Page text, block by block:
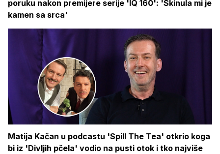
poruku nakon premijere serije 'IQ 160': 'Skinula mi je
kamen sa srca'
Matija Kačan u podcastu 'Spill The Tea' otkrio koga
bi iz 'Divljih pčela' vodio na pusti otok i tko najviše